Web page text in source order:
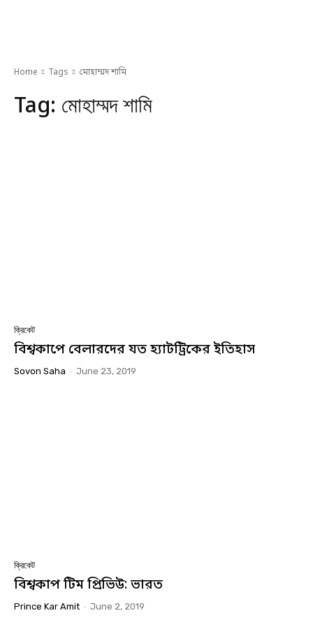
Home Tags মোহাম্মদ শামি
Tag: মোহাম্মদ শামি
ক্রিকেট
বিশ্বকাপে বেলারদের যত হ্যাটট্রিকের ইতিহাস
Sovon Saha - June 23, 2019
ক্রিকেট
বিশ্বকাপ টিম প্রিভিউ: ভারত
Prince Kar Amit - June 2, 2019